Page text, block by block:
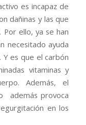
es incapaz de
dañinas y las que
Por ello, ya se han
necesitado ayuda
es que el carbón
vitaminas y
Además, el
además provoca
en los